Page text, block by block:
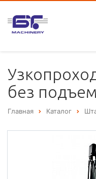
без
Главная Каталог